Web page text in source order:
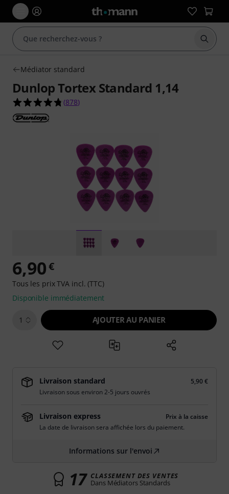
Médiator standard
Dunlop Tortex Standard 1,14
4.8 étoiles sur 5 d'après 878 évaluations clients
(878)
6,90€
Tous les prix TVA incl. (TTC)
Disponible immédiatement
1 AJOUTER AU PANIER
Livraison standard
5,90 €
Livraison sous environ 2-5 jours ouvrés
Livraison express
Prix à la caisse
La date de livraison sera affichée lors du paiement.
Informations sur l'envoi
17 CLASSEMENT DES VENTES
Dans Médiators Standards